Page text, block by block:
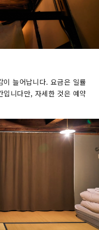
늘어납니다. 요금은 일률
니다만, 자세한 것은 예약